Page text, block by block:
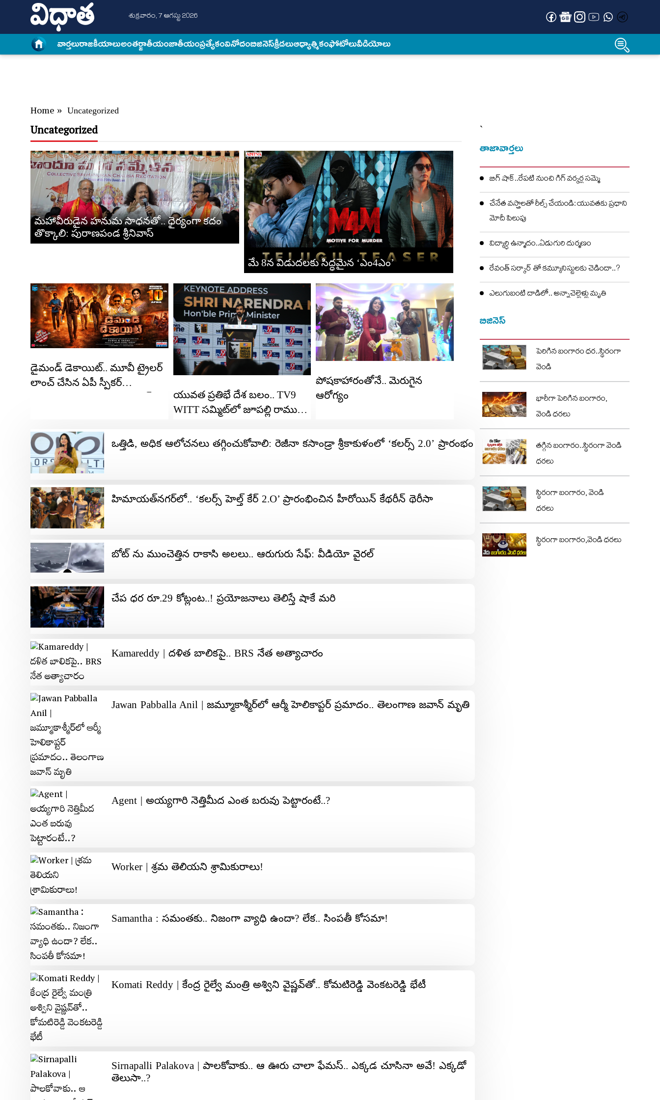
శుక్రవారం, 7 ఆగస్టు 2026
వార్త‌లురాజకీయాలుఅంత‌ర్జాతీయంజాతీయంప్రత్యేకంవినోదంబిజినెస్క్రీడలుఆధ్యాత్మికంఫోటోలువీడియోలు
Home» Uncategorized
Uncategorized
మహావీరుడైన హనుమ సాధనతో.. ధైర్యంగా కదం
తొక్కాలి: పురాణపండ శ్రీనివాస్
మే 8న విడుదలకు సిద్ధమైన ‘ఎం4ఎం’
డైమండ్ డెకాయిట్.. మూవీ ట్రైలర్
లాంచ్ చేసిన ఏపీ స్పీక‌ర్
యువత ప్రతిభే దేశ బలం.. TV9
WITT సమ్మిట్‌లో జూపల్లి రాము
ప్రధాని నరేంద్ర మోదీ
పోషకాహారంతోనే.. మెరుగైన
ఆరోగ్యం
ఒత్తిడి, అధిక ఆలోచనలు తగ్గించుకోవాలి: రెజీనా కసాండ్రా శ్రీకాకుళంలో ‘కలర్స్ 2.0’ ప్రారంభం
హిమాయ‌త్‌న‌గ‌ర్‌లో.. ‘కలర్స్ హెల్త్ కేర్ 2.O’ ప్రారంభించిన‌ హీరోయిన్ కేథరీన్ థెరీసా
బోట్ ను ముంచెత్తిన రాకాసి అలలు.. ఆరుగురు సేఫ్: వీడియో వైరల్
చేప ధర రూ.29 కోట్లంట..! ప్రయోజనాలు తెలిస్తే షాకే మరి
Kamareddy | దళిత బాలికపై.. BRS నేత అత్యాచారం
Jawan Pabballa Anil | జ‌మ్మూకాశ్మీర్‌లో ఆర్మీ హెలికాప్ట‌ర్ ప్ర‌మాదం.. తెలంగాణ జ‌వాన్ మృతి
Agent | అయ్యగారి నెత్తిమీద ఎంత బరువు పెట్టారంటే..?
Worker | శ్రమ తెలియని శ్రామికురాలు!
Samantha : సమంతకు.. నిజంగా వ్యాధి ఉందా? లేక.. సింపతీ కోసమా!
Komati Reddy | కేంద్ర రైల్వే మంత్రి అశ్విని వైష్ణవ్‌తో.. కోమటిరెడ్డి వెంకటరెడ్డి భేటీ
Sirnapalli Palakova | పాల‌కోవాకు.. ఆ ఊరు చాలా ఫేమస్.. ఎక్కడ చూసినా అవే! ఎక్కడో
తెలుసా..?
`
తాజావార్తలు
బిగ్ షాక్..రేపటి నుంచి గిగ్ వర్కర్ల సమ్మె
చేనేత వస్త్రాలతో రీల్స్ చేయండి: యువతకు ప్రధాని
మోదీ పిలుపు
విద్యార్ధి ఉన్మాదం..ఏడుగురి దుర్మణం
రేవంత్ సర్కార్ తో కమ్యూనిస్టులకు చెడిందా..?
ఎలుగుబంటి దాడిలో.. అన్నాచెల్లెళ్లు మృతి
బిజినెస్
పెరిగిన బంగారం ధర..స్థిరంగా
వెండి
భారీగా పెరిగిన బంగారం,
వెండి ధరలు
తగ్గిన బంగారం..స్థిరంగా వెండి
ధరలు
స్థిరంగా బంగారం, వెండి
ధరలు
స్థిరంగా బంగారం,వెండి ధరలు